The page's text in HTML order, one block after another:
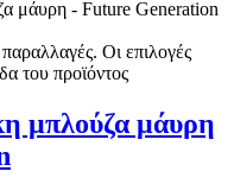
Οι επιλογές
του προϊόντος
μπλούζα μάυρη